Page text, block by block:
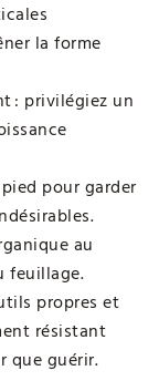
la forme
: privilégiez un
pour garder
au
feuillage.
propres et
résistant
que guérir.